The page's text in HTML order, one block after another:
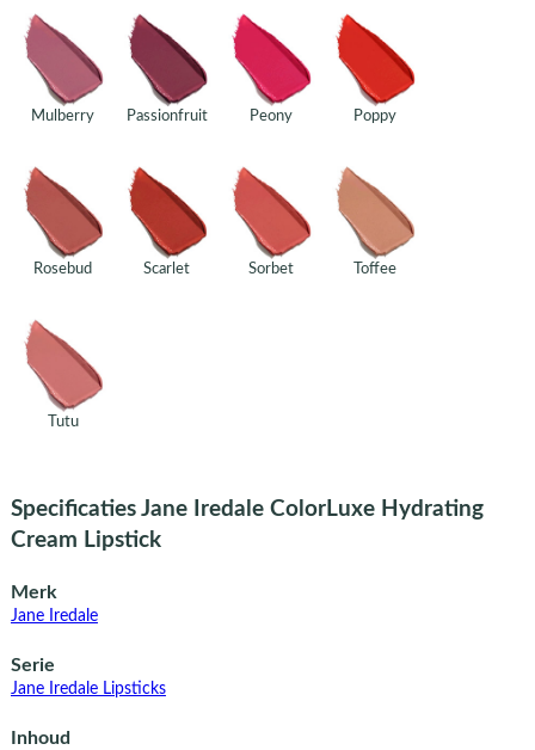
Mulberry Passionfruit Peony Poppy
Rosebud Scarlet Sorbet Toffee
Tutu
Specificaties Jane Iredale ColorLuxe Hydrating
Cream Lipstick
Merk
Jane Iredale
Serie
Jane Iredale Lipsticks
Inhoud